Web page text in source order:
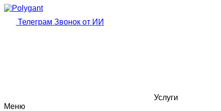
Телеграм Звонок от ИИ
Услуги
Меню